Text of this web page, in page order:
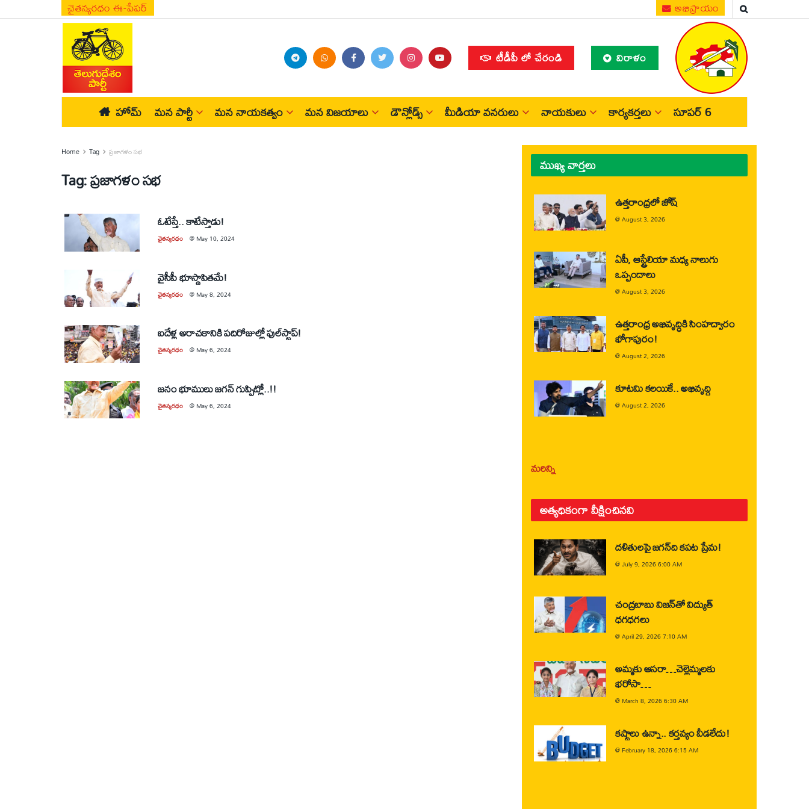
చైతన్యరధం ఈ-పేపర్ అభిప్రాయం
టీడీపీ లో చేరండి విరాళం
హోమ్ మన పార్టీ మన నాయకత్వం మన విజయాలు డౌన్లోడ్స్ మీడియా వనరులు నాయకులు కార్యకర్తలు సూపర్ 6
Home Tag ప్రజాగళం సభ
Tag:ప్రజాగళం సభ
ఓటేస్తే.. కాటేస్తాడు!
చైతన్యరధం @ May 10, 2024
వైసీపీ భూస్థాపితమే!
చైతన్యరధం @ May 8, 2024
ఐదేళ్ల అరాచకానికి పదిరోజుల్లో ఫుల్‌స్టాప్‌!
చైతన్యరధం @ May 6, 2024
జనం భూములు జగన్‌ గుప్పిట్లో..!!
చైతన్యరధం @ May 6, 2024
ముఖ్య వార్తలు
ఉత్తరాంధ్రలో జోష్
@August 3, 2026
ఏపీ, ఆస్ట్రేలియా మధ్య నాలుగు
ఒప్పందాలు
@August 3, 2026
ఉత్తరాంధ్ర అభివృద్ధికి సింహద్వారం
భోగాపురం!
@August 2, 2026
కూటమి కలయికే.. అభివృద్ధి
@August 2, 2026
మరిన్ని
అత్యధికంగా వీక్షించినవి
దళితులపై జగన్‌ది కపట ప్రేమ!
@July 9, 2026 6:00 AM
చంద్రబాబు విజన్‌తో విద్యుత్
ధగధగలు
@April 29, 2026 7:10 AM
అమ్మకు ఆసరా…చెల్లెమ్మలకు
భరోసా…
@ March 8, 2026 6:30 AM
కష్టాలు ఉన్నా.. కర్తవ్యం వీడలేదు!
@February 18, 2026 6:15 AM